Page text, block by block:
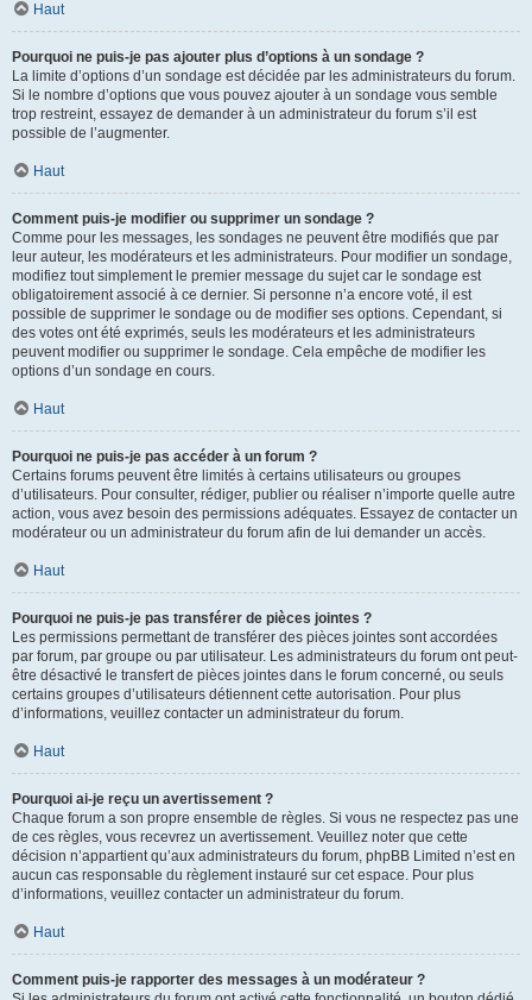
Haut
Pourquoi ne puis-je pas ajouter plus d’options à un sondage ?
La limite d’options d’un sondage est décidée par les administrateurs du forum.
Si le nombre d’options que vous pouvez ajouter à un sondage vous semble
trop restreint, essayez de demander à un administrateur du forum s’il est
possible de l’augmenter.
Haut
Comment puis-je modifier ou supprimer un sondage ?
Comme pour les messages, les sondages ne peuvent être modifiés que par
leur auteur, les modérateurs et les administrateurs. Pour modifier un sondage,
modifiez tout simplement le premier message du sujet car le sondage est
obligatoirement associé à ce dernier. Si personne n’a encore voté, il est
possible de supprimer le sondage ou de modifier ses options. Cependant, si
des votes ont été exprimés, seuls les modérateurs et les administrateurs
peuvent modifier ou supprimer le sondage. Cela empêche de modifier les
options d’un sondage en cours.
Haut
Pourquoi ne puis-je pas accéder à un forum ?
Certains forums peuvent être limités à certains utilisateurs ou groupes
d’utilisateurs. Pour consulter, rédiger, publier ou réaliser n’importe quelle autre
action, vous avez besoin des permissions adéquates. Essayez de contacter un
modérateur ou un administrateur du forum afin de lui demander un accès.
Haut
Pourquoi ne puis-je pas transférer de pièces jointes ?
Les permissions permettant de transférer des pièces jointes sont accordées
par forum, par groupe ou par utilisateur. Les administrateurs du forum ont peut-
être désactivé le transfert de pièces jointes dans le forum concerné, ou seuls
certains groupes d’utilisateurs détiennent cette autorisation. Pour plus
d’informations, veuillez contacter un administrateur du forum.
Haut
Pourquoi ai-je reçu un avertissement ?
Chaque forum a son propre ensemble de règles. Si vous ne respectez pas une
de ces règles, vous recevrez un avertissement. Veuillez noter que cette
décision n’appartient qu’aux administrateurs du forum, phpBB Limited n’est en
aucun cas responsable du règlement instauré sur cet espace. Pour plus
d’informations, veuillez contacter un administrateur du forum.
Haut
Comment puis-je rapporter des messages à un modérateur ?